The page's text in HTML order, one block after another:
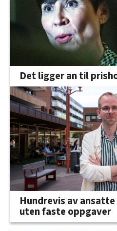
Det ligger an til
Hundrevis av
uten faste oppgaver